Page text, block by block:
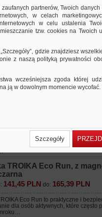
od tego, gdzie jesteś i jak bardzo
oświetli wszystko…
209,10 PLNdo:244,49 PLN
oświetli wszystko…
Eco Knicklicht Pro to
źródło światła, które sprawdzi się
TROIKA Eco Run, z
141,45 PLN do: 165,39 PLN
Eco Run to praktyczne i
dla osób aktywnych, które często
partnerów, Twoich danych
w celach
w celu ustalenia
tzw. cookies na Twoich
gdzie znajdziesz
z naszą polityką prywatności
wcześniejsza zgoda której
ją w dowolnym momencie wycofać.
Szczegóły